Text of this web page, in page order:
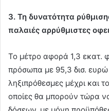
3. Τη δυνατότητα
παλαιές αρρύθμιστες
Το μέτρο αφορά 1,3 εκατ.
πρόσωπα με 95,3 δισ.
ληξιπρόθεσμες μέχρι και
οποίες θα μπορούν τώρα